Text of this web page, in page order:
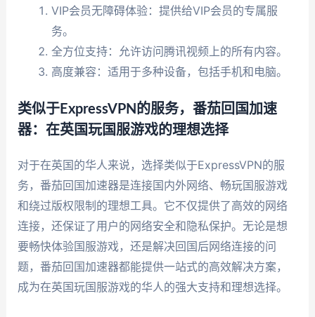
VIP会员无障碍体验：提供给VIP会员的专属服
务。
全方位支持：允许访问腾讯视频上的所有内容。
高度兼容：适用于多种设备，包括手机和电脑。
类似于ExpressVPN的服务，番茄回国加速
器：在英国玩国服游戏的理想选择
对于在英国的华人来说，选择类似于ExpressVPN的服
务，番茄回国加速器是连接国内外网络、畅玩国服游戏
和绕过版权限制的理想工具。它不仅提供了高效的网络
连接，还保证了用户的网络安全和隐私保护。无论是想
要畅快体验国服游戏，还是解决回国后网络连接的问
题，番茄回国加速器都能提供一站式的高效解决方案，
成为在英国玩国服游戏的华人的强大支持和理想选择。